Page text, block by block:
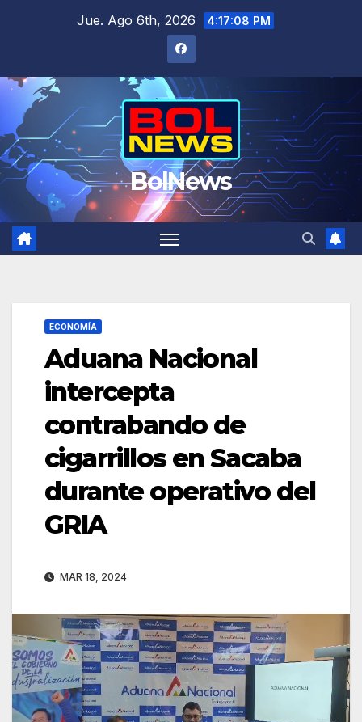
Jue. Ago 6th, 2026 4:17:09 PM
BolNews
ECONOMÍA
Aduana Nacional
intercepta
contrabando de
cigarrillos en Sacaba
durante operativo del
GRIA
MAR 18, 2024